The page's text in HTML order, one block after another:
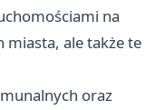
na
miasta, ale także te
oraz